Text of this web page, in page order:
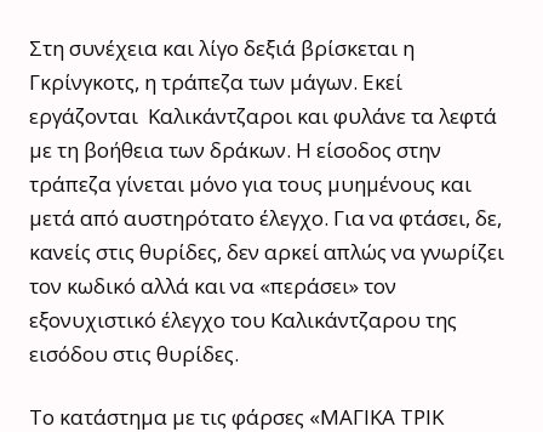
Στη συνέχεια και λίγο δεξιά βρίσκεται η
Γκρίνγκοτς, η τράπεζα των μάγων. Εκεί
εργάζονται Καλικάντζαροι και φυλάνε τα λεφτά
με τη βοήθεια των δράκων. Η είσοδος στην
τράπεζα γίνεται μόνο για τους μυημένους και
μετά από αυστηρότατο έλεγχο. Για να φτάσει, δε,
κανείς στις θυρίδες, δεν αρκεί απλώς να γνωρίζει
τον κωδικό αλλά και να «περάσει» τον
εξονυχιστικό έλεγχο του Καλικάντζαρου της
εισόδου στις θυρίδες.
Το κατάστημα με τις φάρσες «ΜΑΓΙΚΑ ΤΡΙΚ